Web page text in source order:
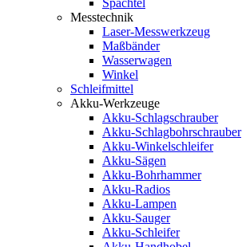
Spachtel
Messtechnik
Laser-Messwerkzeug
Maßbänder
Wasserwagen
Winkel
Schleifmittel
Akku-Werkzeuge
Akku-Schlagschrauber
Akku-Schlagbohrschrauber
Akku-Winkelschleifer
Akku-Sägen
Akku-Bohrhammer
Akku-Radios
Akku-Lampen
Akku-Sauger
Akku-Schleifer